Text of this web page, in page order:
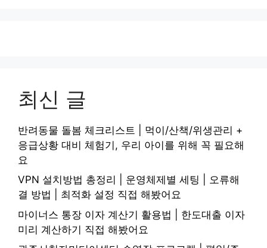
최신 글
반려동물 돌봄 체크리스트 | 먹이/산책/위생관리 +
응급상황 대비 체험기, 우리 아이를 위해 꼭 필요해
요
VPN 설치방법 총정리 | 운영체제별 세팅 | 오류해
결 방법 | 최적화 설정 직접 해봤어요
마이너스 통장 이자 계산기 활용법 | 한도대출 이자
미리 계산하기 직접 해봤어요